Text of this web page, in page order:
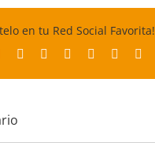
en tu Red Social Favorita!
Reddit LinkedIn
TumblrPinterest